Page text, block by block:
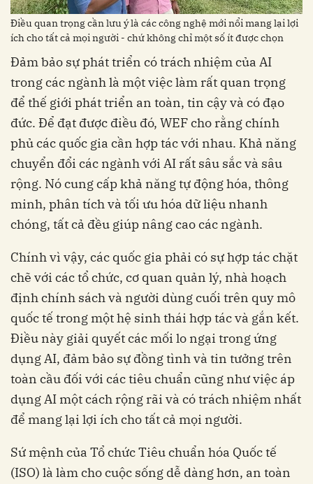
Điều quan trọng cần lưu ý là các công nghệ mới nổi mang lại lợi
ích cho tất cả mọi người - chứ không chỉ một số ít được chọn
Đảm bảo sự phát triển có trách nhiệm của AI
trong các ngành là một việc làm rất quan trọng
để thế giới phát triển an toàn, tin cậy và có đạo
đức. Để đạt được điều đó, WEF cho rằng chính
phủ các quốc gia cần hợp tác với nhau. Khả năng
chuyển đổi các ngành với AI rất sâu sắc và sâu
rộng. Nó cung cấp khả năng tự động hóa, thông
minh, phân tích và tối ưu hóa dữ liệu nhanh
chóng, tất cả đều giúp nâng cao các ngành.
Chính vì vậy, các quốc gia phải có sự hợp tác chặt
chẽ với các tổ chức, cơ quan quản lý, nhà hoạch
định chính sách và người dùng cuối trên quy mô
quốc tế trong một hệ sinh thái hợp tác và gắn kết.
Điều này giải quyết các mối lo ngại trong ứng
dụng AI, đảm bảo sự đồng tình và tin tưởng trên
toàn cầu đối với các tiêu chuẩn cũng như việc áp
dụng AI một cách rộng rãi và có trách nhiệm nhất
để mang lại lợi ích cho tất cả mọi người.
Sứ mệnh của Tổ chức Tiêu chuẩn hóa Quốc tế
(ISO) là làm cho cuộc sống dễ dàng hơn, an toàn